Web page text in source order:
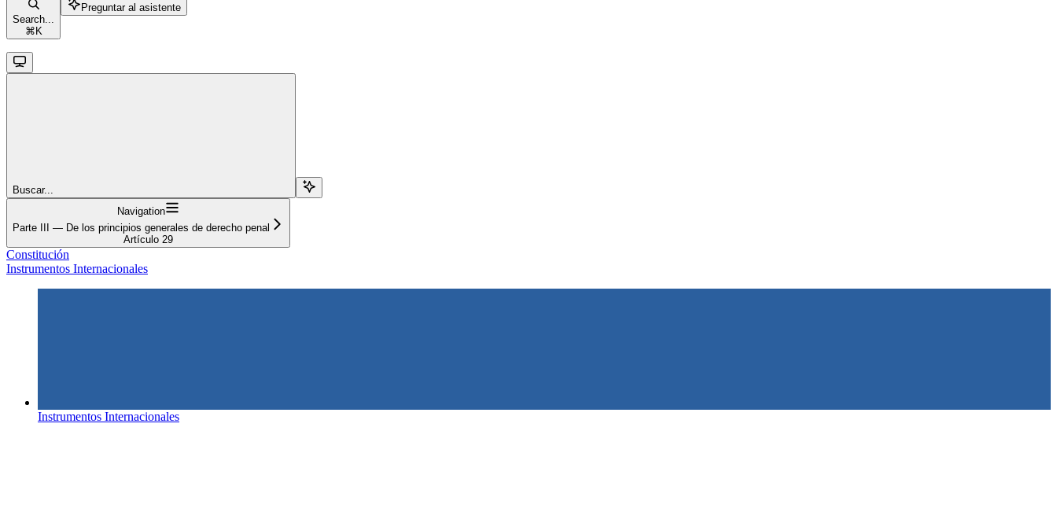
Search...
⌘ K
Preguntar al asistente
Buscar...
Navigation
Parte III — De los principios generales de derecho penal
Artículo 29
Constitución
Instrumentos Internacionales
Instrumentos Internacionales